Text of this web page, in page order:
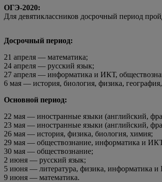
ОГЭ-2020:
Для девятиклассников досрочный период
Досрочный период:
21 апреля — математика;
24 апреля — русский язык;
27 апреля — информатика и ИКТ,
6 мая — история, биология, физика,
Основной период:
22 мая — иностранные языки (английский,
23 мая — иностранные языки (английский,
26 мая — история, физика, биология, химия;
29 мая — обществознание, информатика и
30 мая — обществознание;
2 июня — русский язык;
5 июня — литература, физика, информатика и
9 июня — математика.